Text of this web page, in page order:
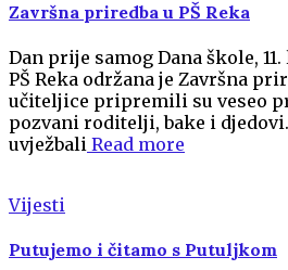
Završna priredba u PŠ Reka
Dan prije samog Dana škole,
PŠ Reka održana je Završna
učiteljice pripremili su veseo
pozvani roditelji, bake i
uvježbali Read more
Vijesti
Putujemo i čitamo s Putuljkom